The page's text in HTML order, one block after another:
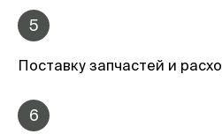
5
Поставку запчастей и
6